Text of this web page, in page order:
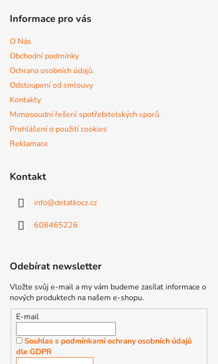
v
Informace pro vás
O Nás
Obchodní podmínky
Ochrana osobních údajů.
Odstoupení od smlouvy
Kontakty
Mimosoudní řešení spotřebitelských sporů.
Prohlášení o použití cookies
Reklamace
Kontakt
info@detatkocz.cz
608465226
Odebírat newsletter
Vložte svůj e-mail a my vám budeme zasílat informace o
nových produktech na našem e-shopu.
E-mail
Souhlas s podmínkami ochrany osobních údajů
dle GDPR